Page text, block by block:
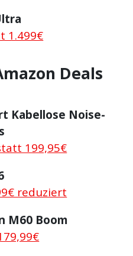
1.499€
Deals
Kabellose Noise-
199,95€
reduziert
M60 Boom